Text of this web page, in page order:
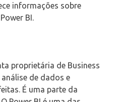
informações sobre
BI.
proprietária de Business
de dados e
É uma parte da